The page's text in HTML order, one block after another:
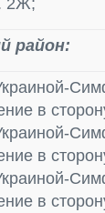
район:
в
в
в